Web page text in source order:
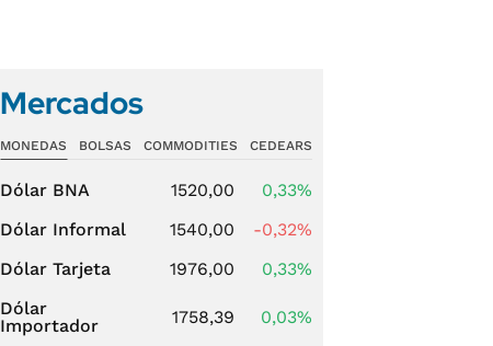
Mercados
MONEDAS BOLSAS COMMODITIES CEDEARS
Dólar BNA 1520,00
0,33%
Dólar Informal
1540,00
-0,32%
Dólar Tarjeta
1976,00
0,33%
Dólar
Importador
1758,39 0,03%